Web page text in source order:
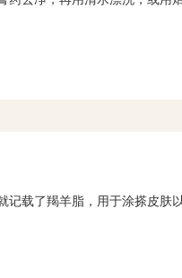
载了羯羊脂，用于涂搽皮肤